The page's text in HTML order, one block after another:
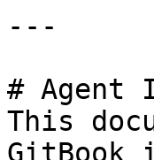
---
# Agent
This
GitBook